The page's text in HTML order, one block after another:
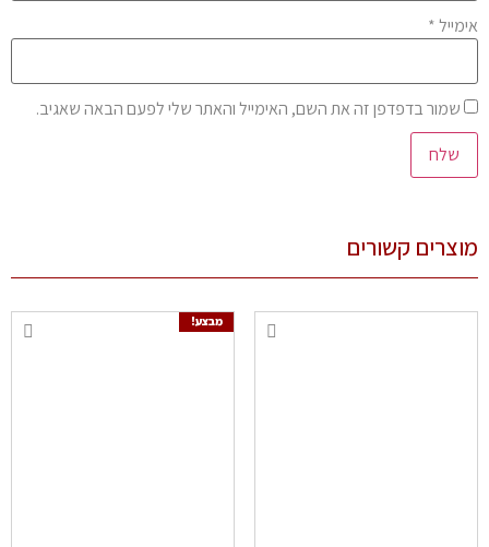
*
שמור בדפדפן זה את השם, האימייל והאתר שלי לפעם הבאה שאגיב.
קשורים
מבצע!